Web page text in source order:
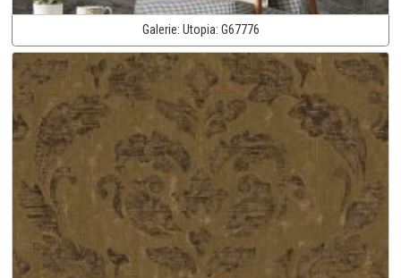
Galerie: Utopia: G67776